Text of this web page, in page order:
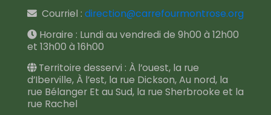
Courriel : direction@carrefourmontrose.org
Horaire : Lundi au vendredi de 9h00 à 12h00
et 13h00 à 16h00
Territoire desservi : À l’ouest, la rue
d’Iberville, À l’est, la rue Dickson, Au nord, la
rue Bélanger Et au Sud, la rue Sherbrooke et la
rue Rachel